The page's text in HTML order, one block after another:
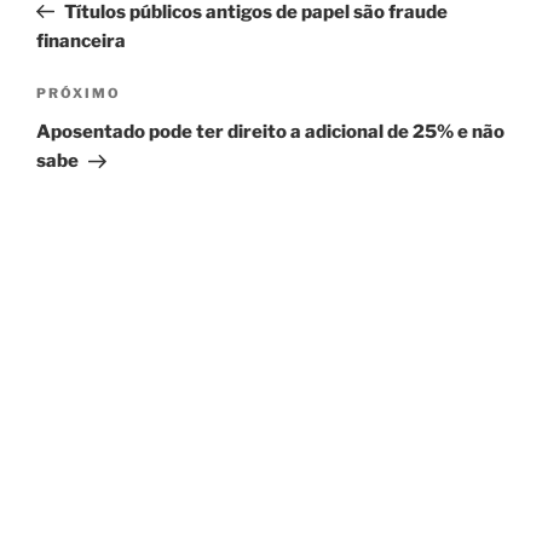
Post
anterior
Títulos públicos antigos de papel são fraude
financeira
Próximo
post
PRÓXIMO
Aposentado pode ter direito a adicional de 25% e não
sabe